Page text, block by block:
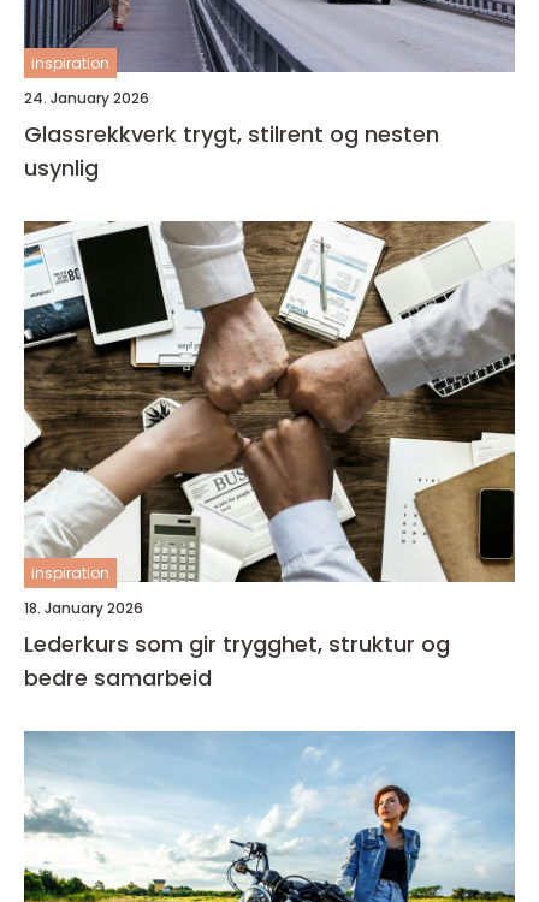
inspiration
24. January 2026
Glassrekkverk trygt, stilrent og nesten
usynlig
inspiration
18. January 2026
Lederkurs som gir trygghet, struktur og
bedre samarbeid